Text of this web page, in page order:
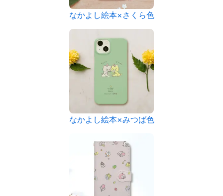
なかよし絵本×さくら色
なかよし絵本×みつば色